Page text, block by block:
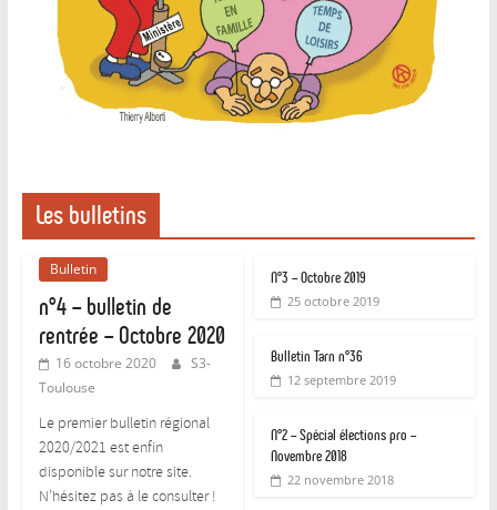
Les bulletins
Bulletin
n°4 – bulletin de
rentrée – Octobre 2020
16 octobre 2020
S3-
Toulouse
Le premier bulletin régional
2020/2021 est enfin
disponible sur notre site.
N’hésitez pas à le consulter !
N°3 – Octobre 2019
25 octobre 2019
Bulletin Tarn n°36
12 septembre 2019
N°2 – Spécial élections pro –
Novembre 2018
22 novembre 2018